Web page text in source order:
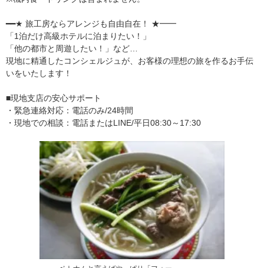
━━★ 旅工房ならアレンジも自由自在！ ★━━
「1泊だけ高級ホテルに泊まりたい！」
「他の都市と周遊したい！」など…
現地に精通したコンシェルジュが、お客様の理想の旅を作るお手伝
いをいたします！
■現地支店の安心サポート
・緊急連絡対応：電話のみ/24時間
・現地での相談：電話またはLINE/平日08:30～17:30